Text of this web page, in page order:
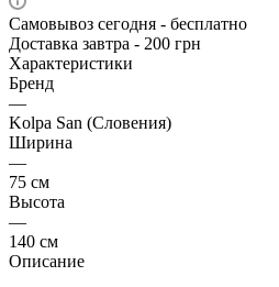
Самовывоз сегодня - бесплатно
Доставка завтра - 200 грн
Характеристики
Бренд
—
Kolpa San (Словения)
Ширина
—
75 см
Высота
—
140 см
Описание